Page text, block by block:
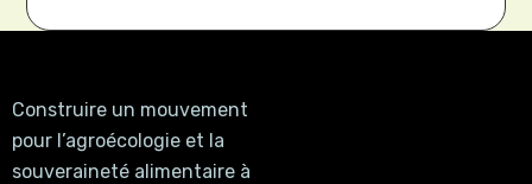
Construire un mouvement
pour l’agroécologie et la
souveraineté alimentaire à